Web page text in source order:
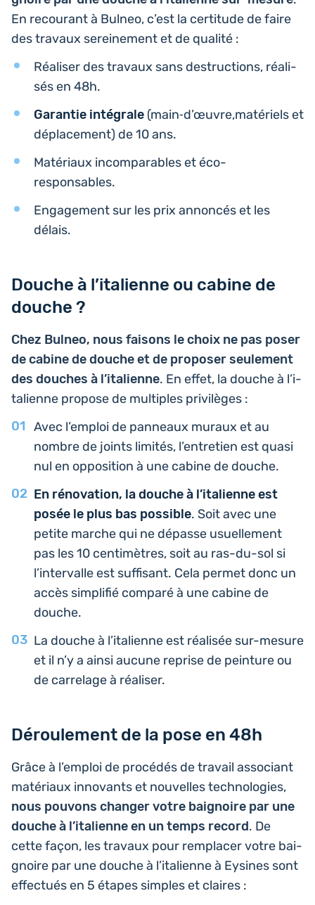
En recou­rant à Bulneo, c’est la cer­ti­tude de faire
des travaux serei­ne­ment et de qualité :
Réa­li­ser des travaux sans des­truc­tions, réa­li­
sés en 48h.
Garan­tie inté­grale (main‑d’œuvre,matériels et
dépla­ce­ment) de 10 ans.
Maté­riaux incom­pa­rables et éco-
responsables.
Enga­ge­ment sur les prix annon­cés et les
délais.
Douche à l’italienne ou cabine de
douche ?
Chez Bulneo, nous faisons le choix ne pas poser
de cabine de douche et de pro­po­ser seule­ment
des douches à l’i­ta­lienne. En effet, la douche à l’i­
ta­lienne propose de mul­tiples privilèges :
Avec l’em­ploi de pan­neaux muraux et au
nombre de joints limités, l’entre­tien est quasi
nul en oppo­si­tion à une cabine de douche.
En réno­va­tion, la douche à l’i­ta­lienne est
posée le plus bas pos­sible. Soit avec une
petite marche qui ne dépasse usuel­le­ment
pas les 10 cen­ti­mètres, soit au ras-du-sol si
l’in­ter­valle est suf­fi­sant. Cela permet donc un
accès sim­pli­fié comparé à une cabine de
douche.
La douche à l’i­ta­lienne est réa­li­sée sur-mesure
et il n’y a ainsi aucune reprise de pein­ture ou
de car­re­lage à réaliser.
Déroulement de la pose en 48h
Grâce à l’em­ploi de pro­cé­dés de travail asso­ciant
maté­riaux inno­vants et nou­velles tech­no­lo­gies,
nous pouvons changer votre bai­gnoire par une
douche à l’i­ta­lienne en un temps record. De
cette façon, les travaux pour rem­pla­cer votre bai­
gnoire par une douche à l’i­ta­lienne à Eysines sont
effec­tués en 5 étapes simples et claires :